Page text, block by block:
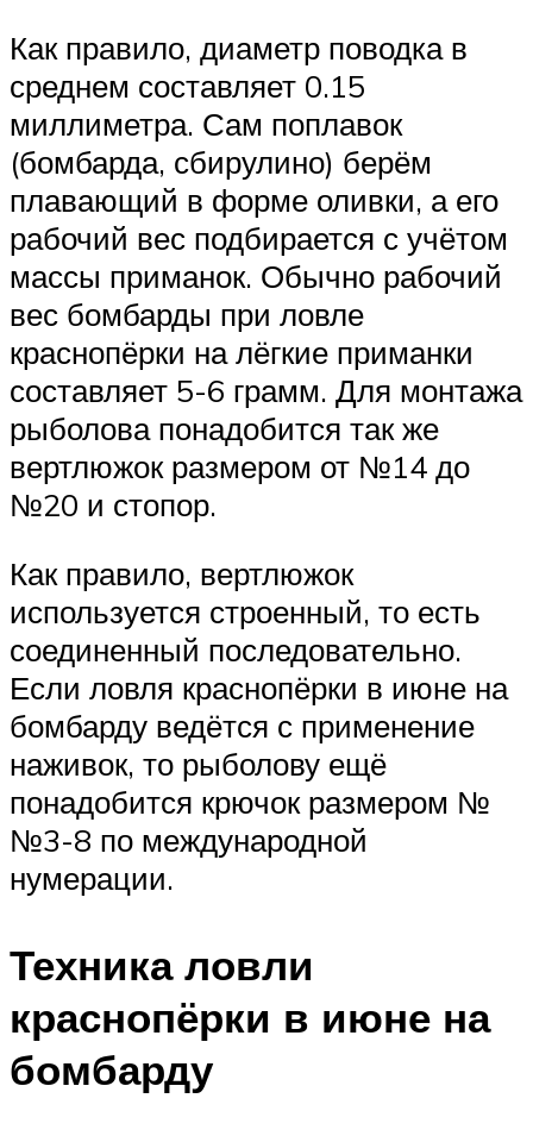
Как правило, диаметр поводка в
среднем составляет 0.15
миллиметра. Сам поплавок
(бомбарда, сбирулино) берём
плавающий в форме оливки, а его
рабочий вес подбирается с учётом
массы приманок. Обычно рабочий
вес бомбарды при ловле
краснопёрки на лёгкие приманки
составляет 5-6 грамм. Для монтажа
рыболова понадобится так же
вертлюжок размером от №14 до
№20 и стопор.
Как правило, вертлюжок
используется строенный, то есть
соединенный последовательно.
Если ловля краснопёрки в июне на
бомбарду ведётся с применение
наживок, то рыболову ещё
понадобится крючок размером №
№3-8 по международной
нумерации.
Техника ловли
краснопёрки в июне на
бомбарду